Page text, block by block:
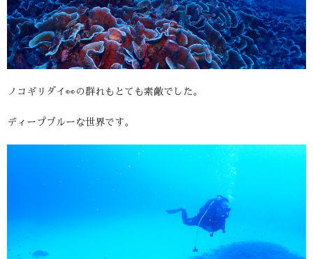
ノコギリダイ👀の群れもとても素敵でした。
ディープブルーな世界です。